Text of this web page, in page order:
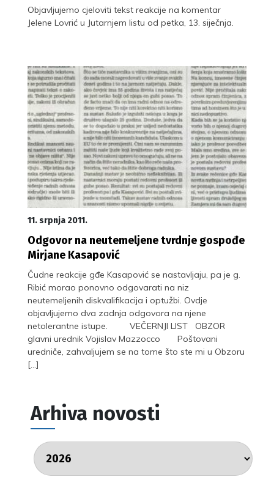
Objavljujemo cjeloviti tekst reakcije na komentar
Jelene Lovrić u Jutarnjem listu od petka, 13. siječnja.
11. srpnja 2011.
Odgovor na neutemeljene tvrdnje gospođe
Mirjane Kasapović
Čudne reakcije gđe Kasapović se nastavljaju, pa je g.
Ribić morao ponovno odgovarati na niz
neutemeljenih diskvalifikacija i optužbi. Ovdje
objavljujemo dva zadnja odgovora na njene
netolerantne istupe. VEČERNJI LIST OBZOR
glavni urednik Vojislav Mazzocco Poštovani
uredniče, zahvaljujem se na tome što ste mi u Obzoru
[…]
Arhiva novosti